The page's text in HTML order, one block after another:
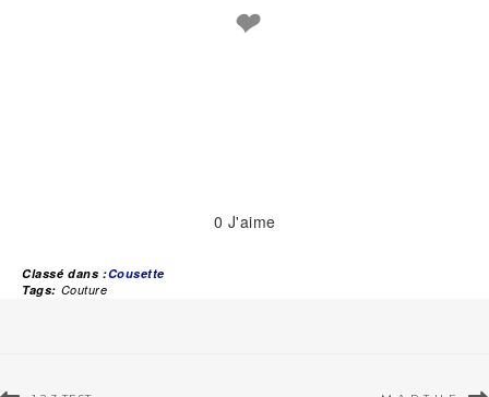
❤
0 J'aime
Classé dans :Cousette
Tags: Couture